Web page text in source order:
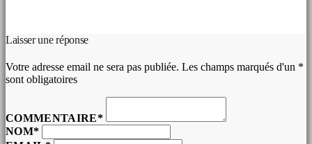
Laisser une réponse
Votre adresse email ne sera pas publiée. Les champs marqués d'un *
sont obligatoires
COMMENTAIRE*
NOM*